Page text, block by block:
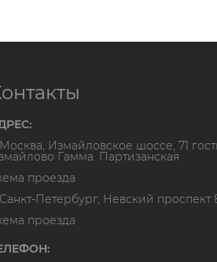
Москва, Измайловское шоссе, 71
Гамма. Партизанская
проезда
Петербург, Невский проспект
проезда